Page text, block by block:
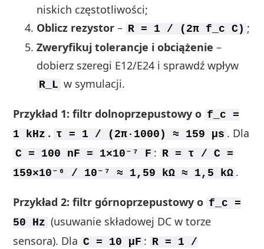
niskich częstotliwości;
Oblicz rezystor – R = 1 / (2π f_c C) ;
Zweryfikuj tolerancje i obciążenie –
dobierz szeregi E12/E24 i sprawdź wpływ
R_L w symulacji.
Przykład 1: filtr dolnoprzepustowy o f_c =
1 kHz . τ = 1 / (2π·1000) ≈ 159 µs . Dla
C = 100 nF = 1×10⁻⁷ F : R = τ / C =
159×10⁻⁶ / 10⁻⁷ ≈ 1,59 kΩ ≈ 1,5 kΩ .
Przykład 2: filtr górnoprzepustowy o f_c =
50 Hz (usuwanie składowej DC w torze
sensora). Dla C = 10 µF : R = 1 /